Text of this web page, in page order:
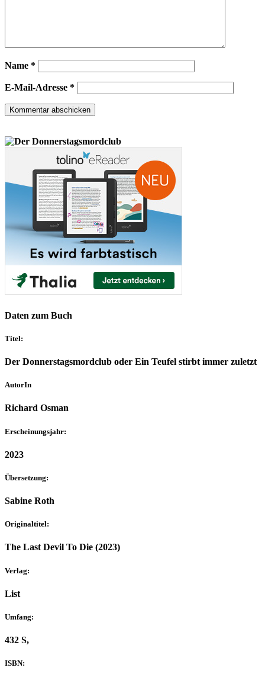
Name *
E-Mail-Adresse *
Daten zum Buch
Titel:
Der Donnerstagsmordclub oder Ein Teufel stirbt immer zuletzt
AutorIn
Richard Osman
Erscheinungsjahr:
2023
Übersetzung:
Sabine Roth
Originaltitel:
The Last Devil To Die (2023)
Verlag:
List
Umfang:
432 S,
ISBN: